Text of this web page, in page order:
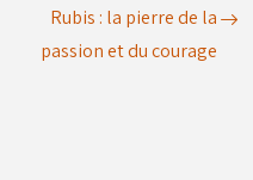
Rubis : la pierre de la
passion et du courage